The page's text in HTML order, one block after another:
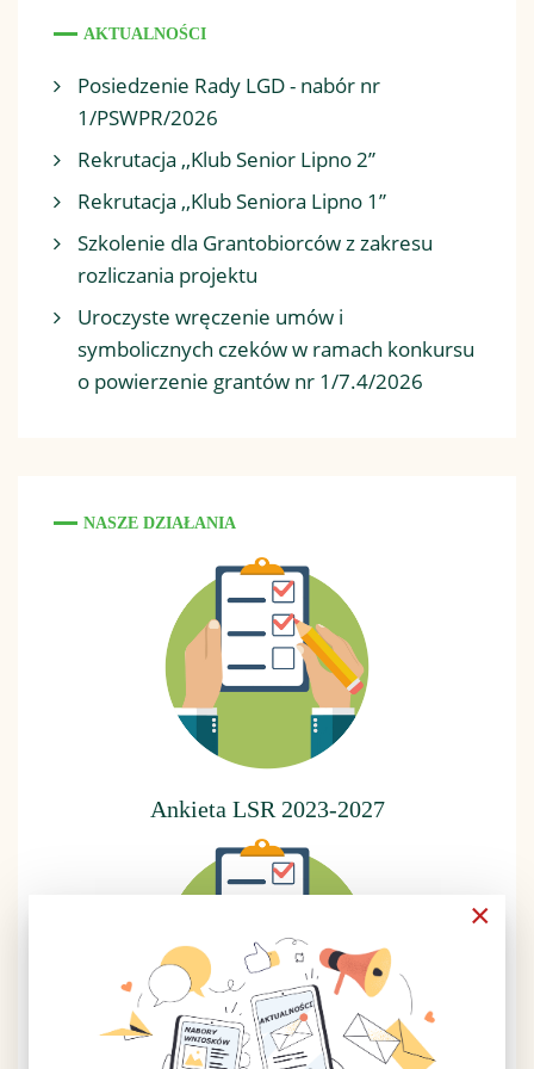
AKTUALNOŚCI
Posiedzenie Rady LGD - nabór nr
1/PSWPR/2026
Rekrutacja ,,Klub Senior Lipno 2”
Rekrutacja ,,Klub Seniora Lipno 1”
Szkolenie dla Grantobiorców z zakresu
rozliczania projektu
Uroczyste wręczenie umów i
symbolicznych czeków w ramach konkursu
o powierzenie grantów nr 1/7.4/2026
NASZE DZIAŁANIA
Ankieta LSR 2023-2027
×